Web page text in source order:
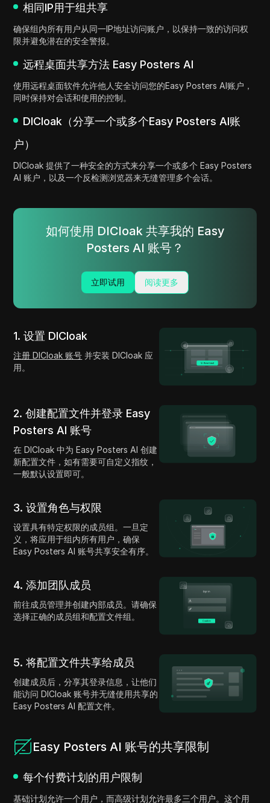
相同IP用于组共享
确保组内所有用户从同一IP地址访问账户，以保持一致的访问权
限并避免潜在的安全警报。
远程桌面共享方法 Easy Posters AI
使用远程桌面软件允许他人安全访问您的Easy Posters AI账户，
同时保持对会话和使用的控制。
DICloak（分享一个或多个Easy Posters AI账
户）
DICloak 提供了一种安全的方式来分享一个或多个 Easy Posters
AI 账户，以及一个反检测浏览器来无缝管理多个会话。
如何使用 DICloak 共享我的 Easy
Posters AI 账号？
立即试用 阅读更多
1. 设置 DICloak
注册 DICloak 账号 并安装 DICloak 应
用。
2. 创建配置文件并登录 Easy
Posters AI 账号
在 DICloak 中为 Easy Posters AI 创建
新配置文件，如有需要可自定义指纹，
一般默认设置即可。
3. 设置角色与权限
设置具有特定权限的成员组。一旦定
义，将应用于组内所有用户，确保
Easy Posters AI 账号共享安全有序。
4. 添加团队成员
前往成员管理并创建内部成员。请确保
选择正确的成员组和配置文件组。
5. 将配置文件共享给成员
创建成员后，分享其登录信息，让他们
能访问 DICloak 账号并无缝使用共享的
Easy Posters AI 配置文件。
Easy Posters AI 账号的共享限制
每个付费计划的用户限制
基础计划允许一个用户，而高级计划允许最多三个用户。这个用